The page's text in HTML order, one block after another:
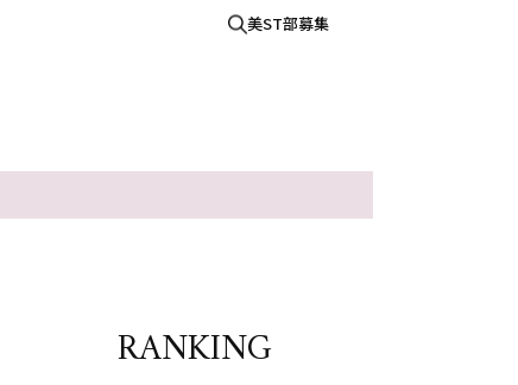
美ST部募集
RANKING